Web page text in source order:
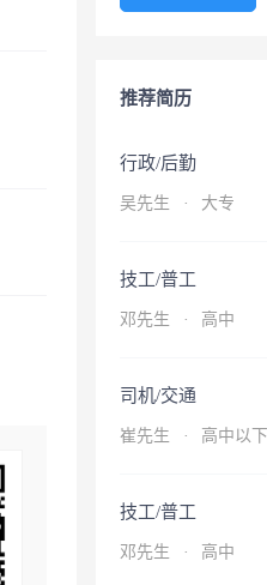
推荐简历
行政/后勤
吴先生 · 大专
技工/普工
邓先生 · 高中
司机/交通
崔先生 · 高中以下
技工/普工
邓先生 · 高中